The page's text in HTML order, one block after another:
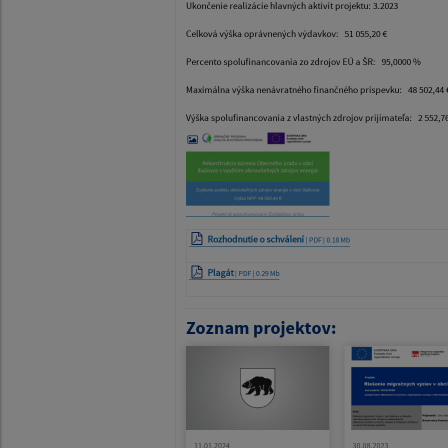
Ukončenie realizácie hlavných aktivít projektu: 3.2023
Celková výška oprávnených výdavkov: 51 055,20 €
Percento spolufinancovania zo zdrojov EÚ a ŠR: 95,0000 %
Maximálna výška nenávratného finančného príspevku: 48 502,44
Výška spolufinancovania z vlastných zdrojov prijímateľa: 2
Rozhodnutie o schválení| PDF | 0.18 Mb
Plagát| PDF | 0.29 Mb
Zoznam projektov:
11.01.2024 30.08.2023